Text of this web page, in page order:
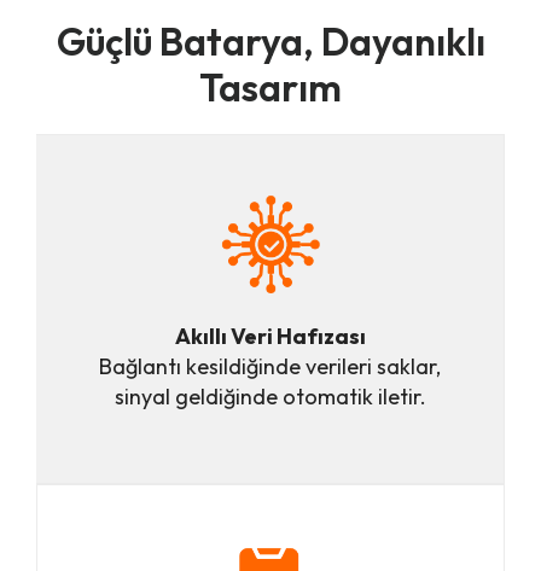
Güçlü Batarya, Dayanıklı
Tasarım
Akıllı Veri Hafızası
Bağlantı kesildiğinde verileri saklar,
sinyal geldiğinde otomatik iletir.